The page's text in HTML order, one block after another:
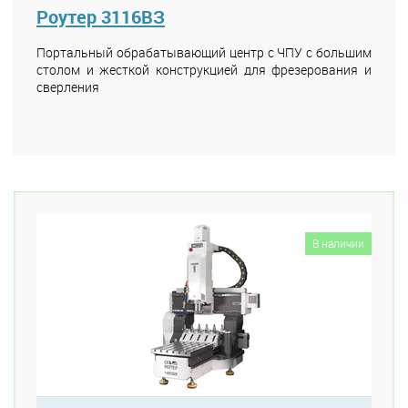
Роутер 3116ВЗ
Портальный обрабатывающий центр с ЧПУ с большим
столом и жесткой конструкцией для фрезерования и
сверления
В наличии